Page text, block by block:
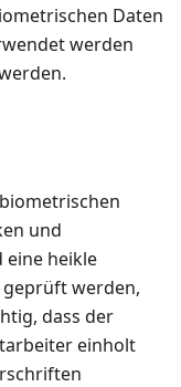
Daten
werden
und
eine heikle
werden,
dass der
einholt